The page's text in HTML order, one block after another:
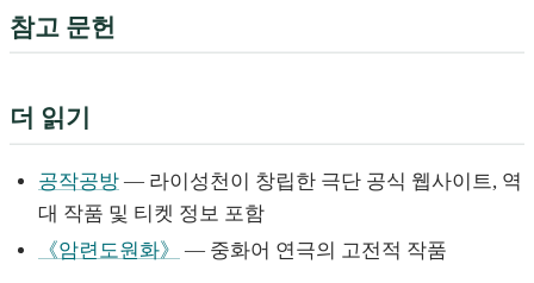
참고 문헌
더 읽기
공작공방 — 라이성천이 창립한 극단 공식 웹사이트, 역
대 작품 및 티켓 정보 포함
《암련도원화》
— 중화어 연극의 고전적 작품